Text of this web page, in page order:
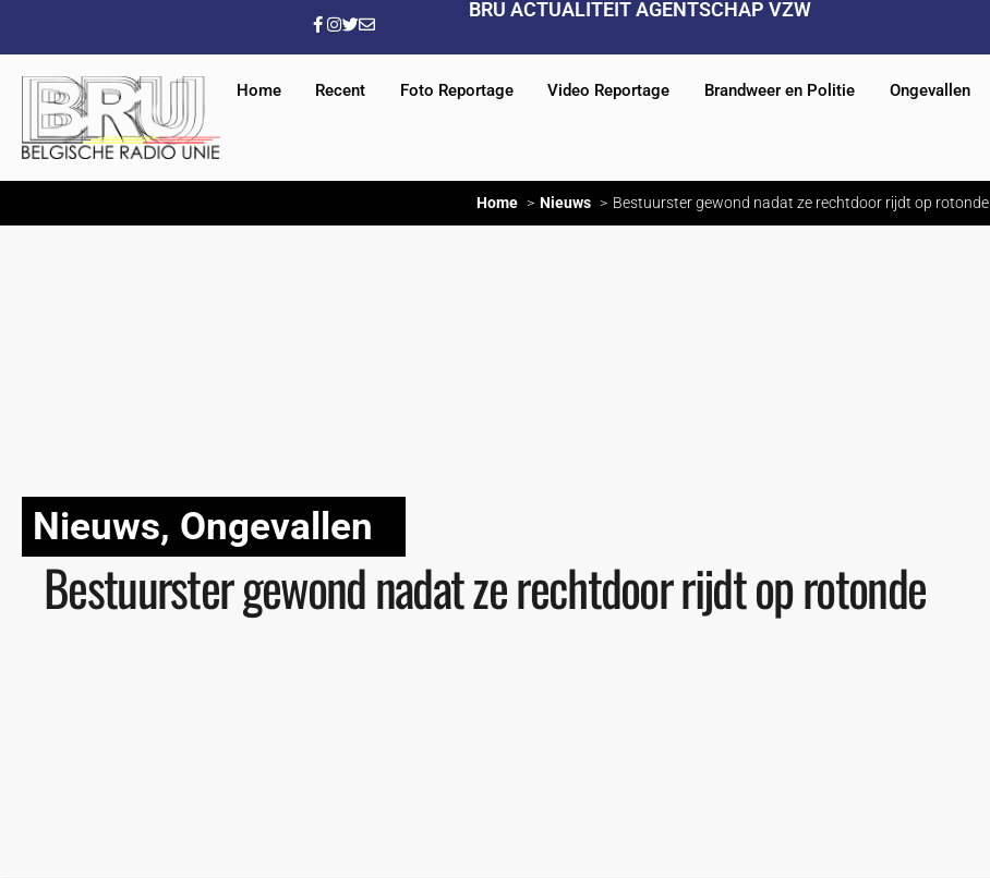
BRU ACTUALITEIT AGENTSCHAP VZW
Home Recent Foto Reportage Video Reportage Brandweer en Politie Ongevallen
Home Nieuws Bestuurster gewond nadat ze rechtdoor rijdt op rotonde
Nieuws, Ongevallen
Bestuurster gewond nadat ze rechtdoor rijdt op rotonde